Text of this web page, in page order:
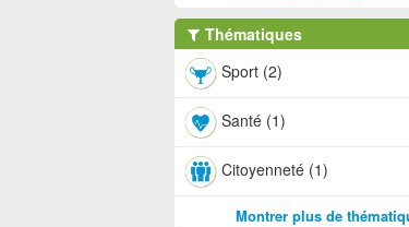
Thématiques
Sport (2)
Santé (1)
Citoyenneté (1)
Montrer plus de